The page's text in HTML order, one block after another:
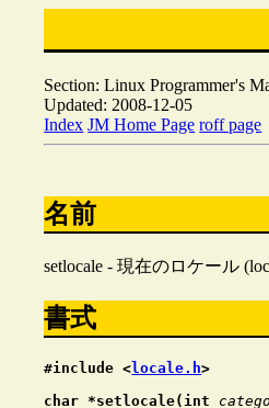
Section: Linux Programmer's
Updated: 2008-12-05
Index JM Home Page roff page
名前
setlocale - 現在のロケール
書式
#include <locale.h>
char *setlocale(int